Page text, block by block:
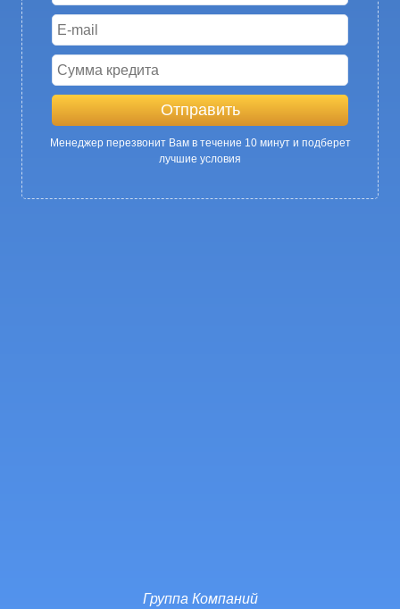
Менеджер перезвонит Вам в течение 10 минут и подберет
лучшие условия
Группа Компаний